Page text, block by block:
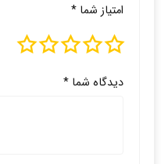
امتیاز شما *
دیدگاه شما *